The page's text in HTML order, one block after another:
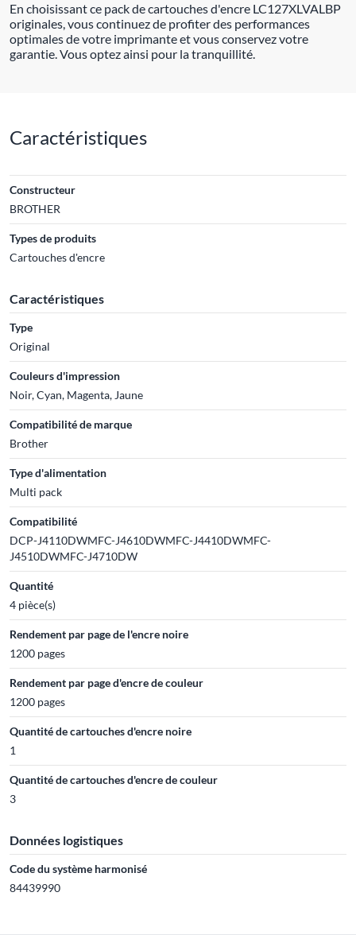
En choisissant ce pack de cartouches d'encre LC127XLVALBP
originales, vous continuez de profiter des performances
optimales de votre imprimante et vous conservez votre
garantie. Vous optez ainsi pour la tranquillité.
Caractéristiques
Constructeur
BROTHER
Types de produits
Cartouches d'encre
Caractéristiques
Type
Original
Couleurs d'impression
Noir, Cyan, Magenta, Jaune
Compatibilité de marque
Brother
Type d'alimentation
Multi pack
Compatibilité
DCP-J4110DWMFC-J4610DWMFC-J4410DWMFC-
J4510DWMFC-J4710DW
Quantité
4 pièce(s)
Rendement par page de l'encre noire
1200 pages
Rendement par page d'encre de couleur
1200 pages
Quantité de cartouches d'encre noire
1
Quantité de cartouches d'encre de couleur
3
Données logistiques
Code du système harmonisé
84439990